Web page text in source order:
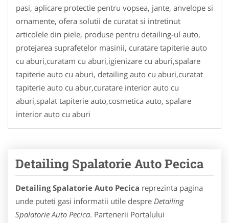
pasi, aplicare protectie pentru vopsea, jante, anvelope si
ornamente, ofera solutii de curatat si intretinut
articolele din piele, produse pentru detailing-ul auto,
protejarea suprafetelor masinii, curatare tapiterie auto
cu aburi,curatam cu aburi,igienizare cu aburi,spalare
tapiterie auto cu aburi, detailing auto cu aburi,curatat
tapiterie auto cu abur,curatare interior auto cu
aburi,spalat tapiterie auto,cosmetica auto, spalare
interior auto cu aburi
Detailing Spalatorie Auto Pecica
Detailing Spalatorie Auto Pecica reprezinta pagina
unde puteti gasi informatii utile despre Detailing
Spalatorie Auto Pecica. Partenerii Portalului